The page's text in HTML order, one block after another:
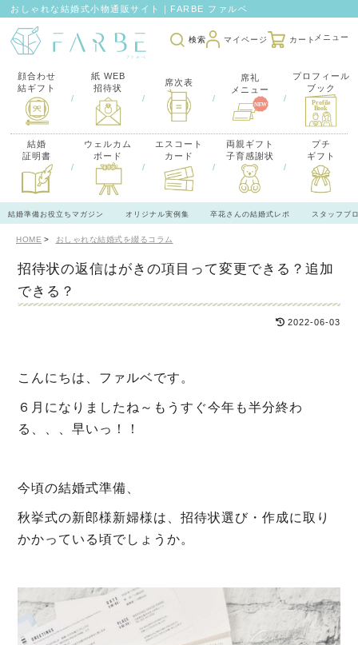
おしゃれな結婚式小物通販サイト｜FARBE ファルベ
検索 マイページ カート
顔合わせ
結ギフト
/
紙 WEB
招待状
/
席次表
/
席礼
メニュー
/
プロフィール
ブック
結婚
証明書
/
ウェルカム
ボード
/
エスコート
カード
/
両親ギフト
子育感謝状
/
プチ
ギフト
結婚準備お役立ちマガジン オリジナル実例集 卒花さんの結婚式レポ スタッフブ
HOME おしゃれな結婚式を綴るコラム
招待状の返信はがきの項目って変更できる？追加
できる？
2022-06-03
こんにちは、ファルベです。
６月になりましたね～もうすぐ今年も半分終わ
る、、、早いっ！！
今頃の結婚式準備、
秋挙式の新郎様新婦様は、招待状選び・作成に取り
かかっている頃でしょうか。